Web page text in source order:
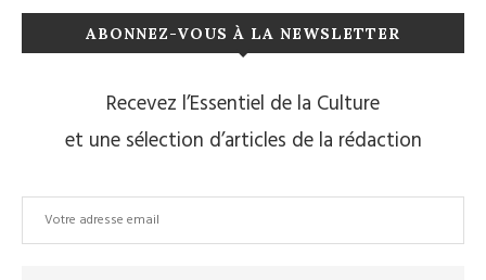
ABONNEZ-VOUS À LA NEWSLETTER
Recevez l’Essentiel de la Culture
et une sélection d’articles de la rédaction